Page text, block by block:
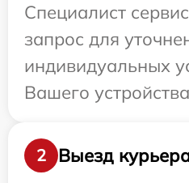
Специалист
запрос для
индивидуальных
Вашего
2 Выезд